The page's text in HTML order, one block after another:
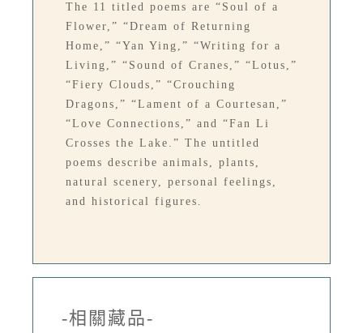
The 11 titled poems are “Soul of a
Flower,” “Dream of Returning
Home,” “Yan Ying,” “Writing for a
Living,” “Sound of Cranes,” “Lotus,”
“Fiery Clouds,” “Crouching
Dragons,” “Lament of a Courtesan,”
“Love Connections,” and “Fan Li
Crosses the Lake.” The untitled
poems describe animals, plants,
natural scenery, personal feelings,
and historical figures.
-相關藏品-